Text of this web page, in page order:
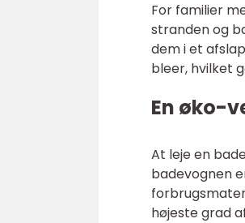
For familier
stranden og
dem i et
bleer, hvilket
En øko-
At leje en
badevognen
højeste grad